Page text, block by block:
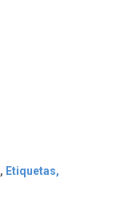
, Etiquetas,